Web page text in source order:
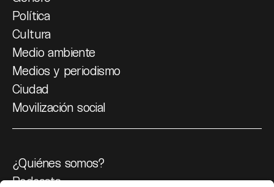
Política
Cultura
Medio ambiente
Medios y periodismo
Ciudad
Movilización social
¿Quiénes somos?
Podcasts